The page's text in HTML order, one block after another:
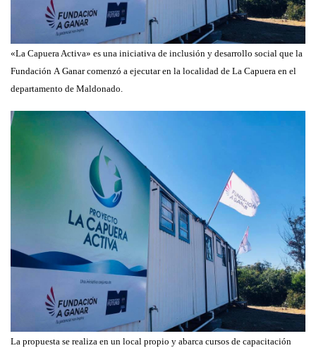
«La Capuera Activa» es una iniciativa de inclusión y desarrollo social que la
Fundación A Ganarcomenzó a ejecutar en la localidad de La Capuera en el
departamento de Maldonado.
La propuesta se realiza en un local propio y abarca cursos de capacitación